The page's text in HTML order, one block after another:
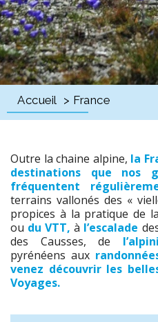
Accueil > France
Outre la chaine alpine, la
destinations
que nos
fréquentent
terrains vallonés des «
propices à la pratique de la
ou du VTT, à l’escalade
des Causses, de
pyrénéens aux
venez découvrir les
Voyages.